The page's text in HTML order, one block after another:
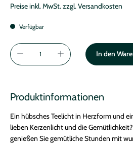
Preise inkl. MwSt. zzgl. Versandkosten
Verfügbar
In den
Produktinformationen
Ein hübsches Teelicht in Herzform und
lieben Kerzenlicht und die
genießen Sie gemütliche Stunden mit